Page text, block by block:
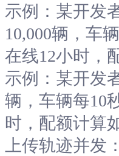
示例：某开发
10,000辆，车
在线12小时，
示例：某开发
辆，车辆每10
时，配额计算
上传轨迹并发